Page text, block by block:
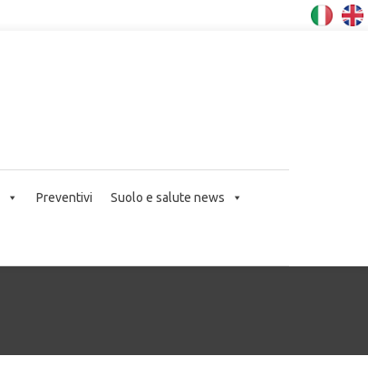
Preventivi Suolo e salute news